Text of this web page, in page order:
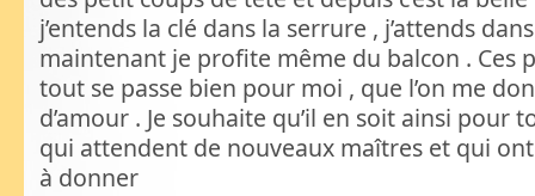
j’entends la clé dans la serrure , j’attends
maintenant je profite même du balcon . Ces
tout se passe bien pour moi , que l’on me
d’amour . Je souhaite qu’il en soit ainsi pour
qui attendent de nouveaux maîtres et qui
à donner